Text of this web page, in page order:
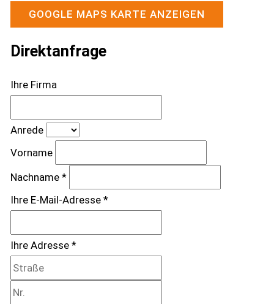
GOOGLE MAPS KARTE ANZEIGEN
Direktanfrage
Ihre Firma
Anrede
Vorname
Nachname *
Ihre E-Mail-Adresse *
Ihre Adresse *